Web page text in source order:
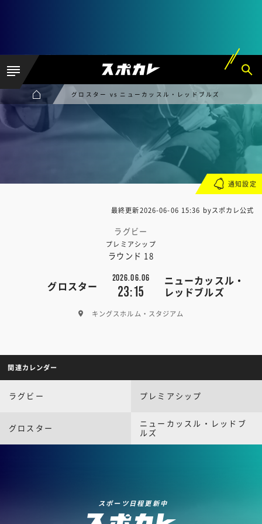
グロスター vs ニューカッスル・レッドブルズ
最終更新2026-06-06 15:36 byスポカレ公式
ラグビー
プレミアシップ
ラウンド 18
グロスター
2026.06.06
23:15
ニューカッスル・
レッドブルズ
キングスホルム・スタジアム
通知設定
関連カレンダー
ラグビー プレミアシップ
グロスター
ニューカッスル・レッドブ
ルズ
スポーツ日程更新中